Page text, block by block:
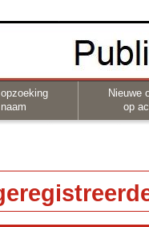
Nieuwe
op